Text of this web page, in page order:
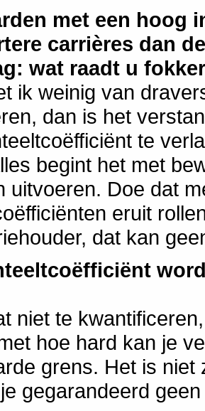
met een
carrières dan
wat raadt u
ik weinig van
dan is het
te
begint het met
uitvoeren. Doe dat
eruit
dat kan
niet te
hoe hard kan je
grens. Het is
gegarandeerd